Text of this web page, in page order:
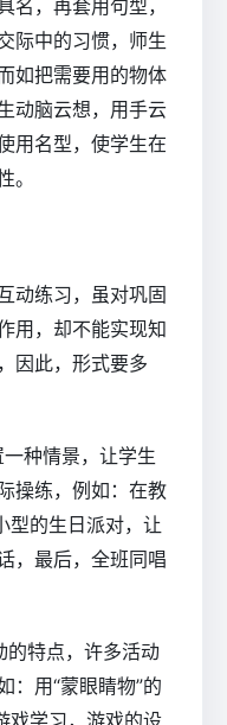
名，再套用句型，
际中的习惯，师生
如把需要用的物体
动脑云想，用手云
用名型，使学生在
。
动练习，虽对巩固
用，却不能实现知
因此，形式要多
种情景，让学生
操练，例如：在教
型的生日派对，让
，最后，全班同唱
的特点，许多活动
：用“蒙眼睛物”的